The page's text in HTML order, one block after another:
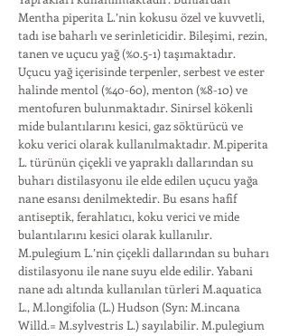
Mentha piperita L.’nin kokusu özel ve kuvvetli,
tadı ise baharlı ve serinleticidir. Bileşimi, rezin,
tanen ve uçucu yağ (%0.5-1) taşımaktadır.
Uçucu yağ içerisinde terpenler, serbest ve ester
halinde mentol (%40-60), menton (%8-10) ve
mentofuren bulunmaktadır. Sinirsel kökenli
mide bulantılarını kesici, gaz söktürücü ve
koku verici olarak kullanılmaktadır. M.piperita
L. türünün çiçekli ve yapraklı dallarından su
buharı distilasyonu ile elde edilen uçucu yağa
nane esansı denilmektedir. Bu esans hafif
antiseptik, ferahlatıcı, koku verici ve mide
bulantılarını kesici olarak kullanılır.
M.pulegium L.’nin çiçekli dallarından su buharı
distilasyonu ile nane suyu elde edilir. Yabani
nane adı altında kullanılan türleri M.aquatica
L., M.longifolia (L.) Hudson (Syn: M.incana
Willd.= M.sylvestris L.) sayılabilir. M.pulegium